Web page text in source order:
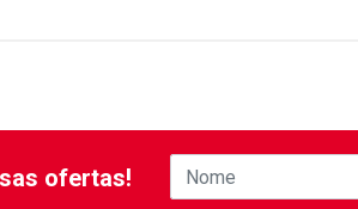
ofertas!